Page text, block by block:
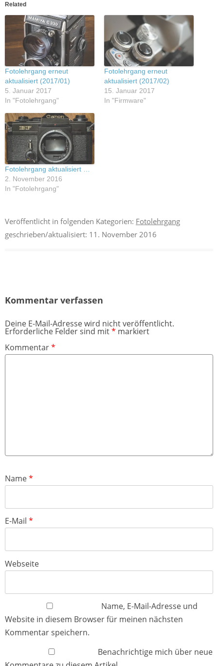
Related
Fotolehrgang erneut
aktualisiert (2017/01)
5. Januar 2017
In "Fotolehrgang"
Fotolehrgang erneut
aktualisiert (2017/02)
15. Januar 2017
In "Firmware"
Fotolehrgang aktualisiert …
2. November 2016
In "Fotolehrgang"
Veröffentlicht in folgenden Kategorien: Fotolehrgang
geschrieben/aktualisiert: 11. November 2016
Kommentar verfassen
Deine E-Mail-Adresse wird nicht veröffentlicht.
Erforderliche Felder sind mit* markiert
Kommentar*
Name*
E-Mail *
Webseite
Name, E-Mail-Adresse und
Website in diesem Browser für meinen nächsten
Kommentar speichern.
Benachrichtige mich über neue